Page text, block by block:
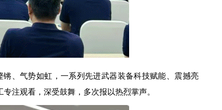
、气势如虹，一系列先进武器装备科技赋能、震撼亮
注观看，深受鼓舞，多次报以热烈掌声。